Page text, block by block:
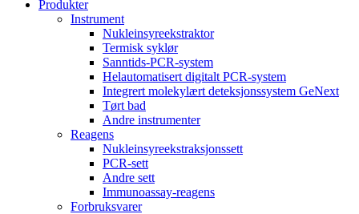
Produkter
Instrument
Nukleinsyreekstraktor
Termisk syklør
Sanntids-PCR-system
Helautomatisert digitalt PCR-system
Integrert molekylært deteksjonssystem GeNext
Tørt bad
Andre instrumenter
Reagens
Nukleinsyreekstraksjonssett
PCR-sett
Andre sett
Immunoassay-reagens
Forbruksvarer